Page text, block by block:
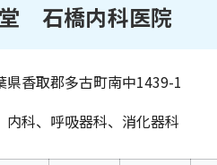
石橋内科医院
県香取郡多古町南中1439-1
内科、呼吸器科、消化器科